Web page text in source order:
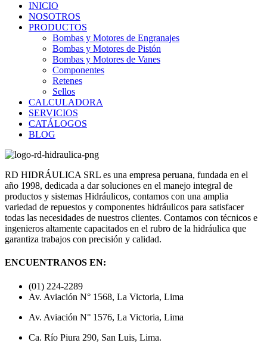
INICIO
NOSOTROS
PRODUCTOS
Bombas y Motores de Engranajes
Bombas y Motores de Pistón
Bombas y Motores de Vanes
Componentes
Retenes
Sellos
CALCULADORA
SERVICIOS
CATÁLOGOS
BLOG
RD HIDRÁULICA SRL es una empresa peruana, fundada en el
año 1998, dedicada a dar soluciones en el manejo integral de
productos y sistemas Hidráulicos, contamos con una amplia
variedad de repuestos y componentes hidráulicos para satisfacer
todas las necesidades de nuestros clientes. Contamos con técnicos e
ingenieros altamente capacitados en el rubro de la hidráulica que
garantiza trabajos con precisión y calidad.
ENCUENTRANOS EN:
(01) 224-2289
Av. Aviación N° 1568, La Victoria, Lima
Av. Aviación N° 1576, La Victoria, Lima
Ca. Río Piura 290, San Luis, Lima.